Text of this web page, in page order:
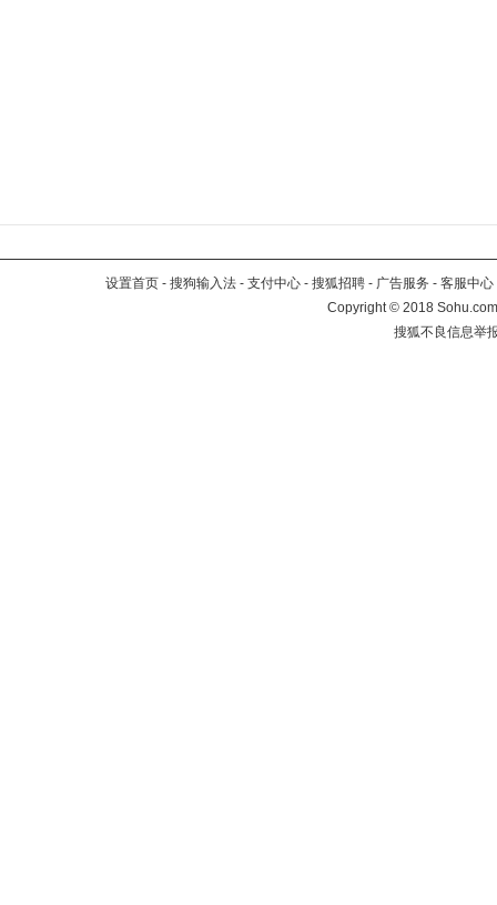
设置首页 - 搜狗输入法 - 支付中心 - 搜狐招聘 - 广告服务 - 客服中心
Copyright©2018
搜狐不良信息举